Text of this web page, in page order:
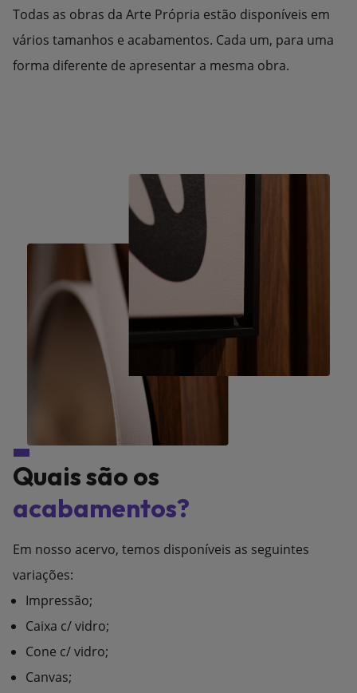
Todas as obras da Arte Própria estão disponíveis em
vários tamanhos e acabamentos. Cada um, para uma
forma diferente de apresentar a mesma obra.
Quais são os
acabamentos?
Em nosso acervo, temos disponíveis as seguintes
variações:
Impressão;
Caixa c/ vidro;
Cone c/ vidro;
Canvas;